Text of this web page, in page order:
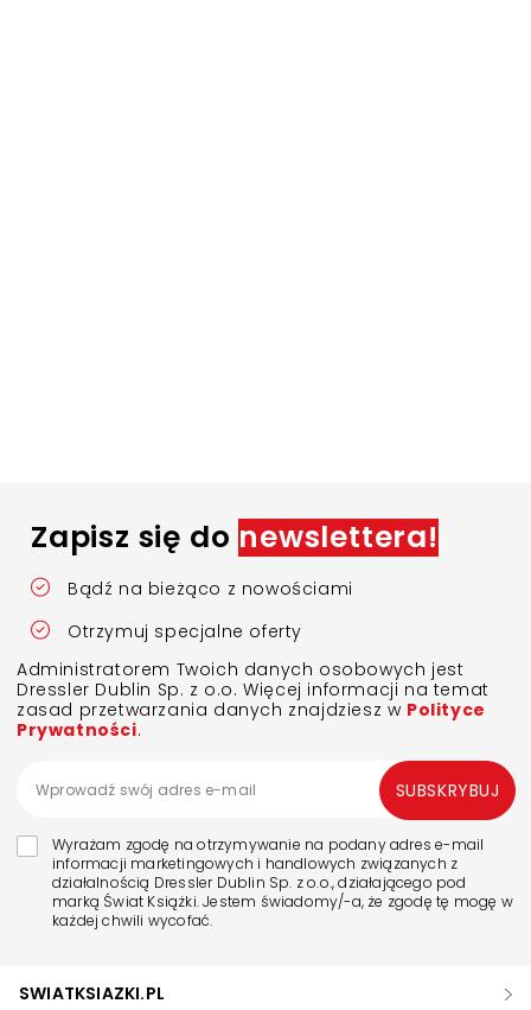
Zapisz się do newslettera!
Bądź na bieżąco z nowościami
Otrzymuj specjalne oferty
Administratorem Twoich danych osobowych jest
Dressler Dublin Sp. z o.o. Więcej informacji na temat
zasad przetwarzania danych znajdziesz w Polityce
Prywatności.
Wyrażam zgodę na otrzymywanie na podany adres e-mail
informacji marketingowych i handlowych związanych z
działalnością Dressler Dublin Sp. z o.o., działającego pod
marką Świat Książki. Jestem świadomy/-a, że zgodę tę mogę w
każdej chwili wycofać.
SUBSKRYBUJ
SWIATKSIAZKI.PL